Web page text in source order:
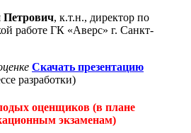
Петрович, к.т.н., директор по
работе ГК «Аверс» г. Санкт-
Скачать презентацию
разработки)
оценщиков (в плане
экзаменам)